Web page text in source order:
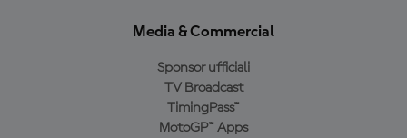
Media & Commercial
Sponsor ufficiali
TV Broadcast
TimingPass™
MotoGP™ Apps